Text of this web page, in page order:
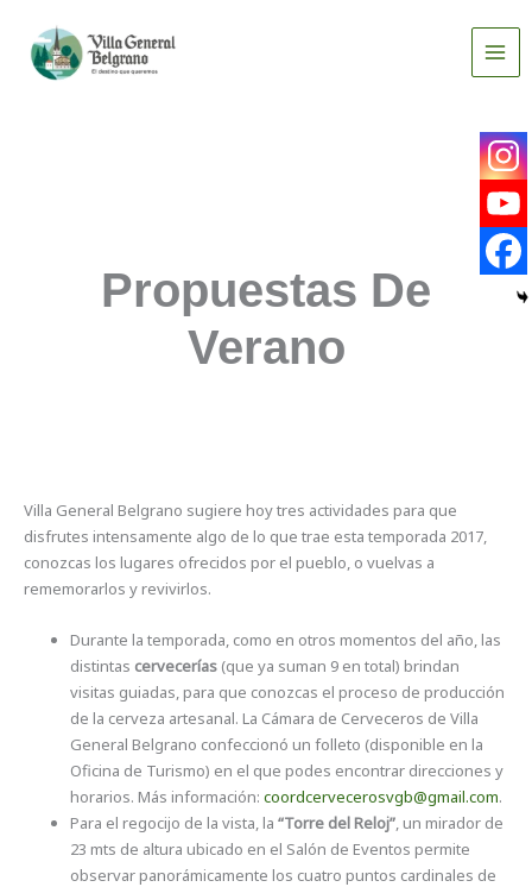
contenido
Propuestas De
Verano
Villa General Belgrano sugiere hoy tres actividades para que
disfrutes intensamente algo de lo que trae esta temporada 2017,
conozcas los lugares ofrecidos por el pueblo, o vuelvas a
rememorarlos y revivirlos.
Durante la temporada, como en otros momentos del año, las
distintas cervecerías (que ya suman 9 en total) brindan
visitas guiadas, para que conozcas el proceso de producción
de la cerveza artesanal. La Cámara de Cerveceros de Villa
General Belgrano confeccionó un folleto (disponible en la
Oficina de Turismo) en el que podes encontrar direcciones y
horarios. Más información:coordcervecerosvgb@gmail.com.
Para el regocijo de la vista, la“Torre del Reloj”, un mirador de
23 mts de altura ubicado en el Salón de Eventos permite
observar panorámicamente los cuatro puntos cardinales de